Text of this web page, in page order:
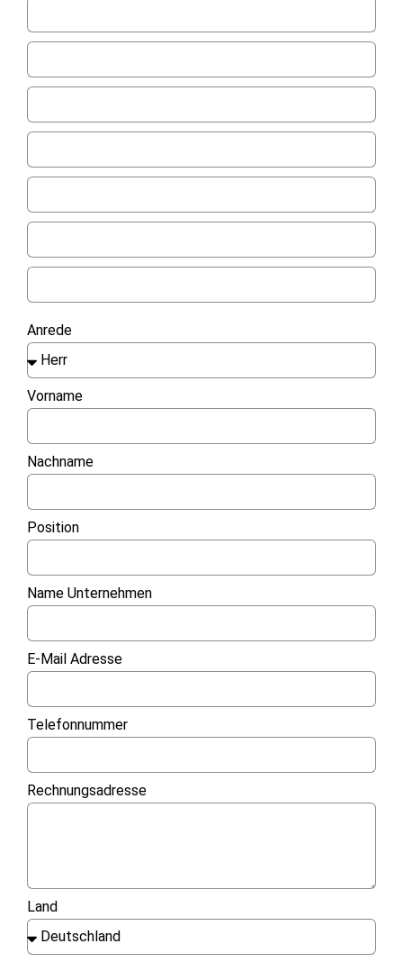
Anrede
Vorname
Nachname
Position
Name Unternehmen
E-Mail Adresse
Telefonnummer
Rechnungsadresse
Land